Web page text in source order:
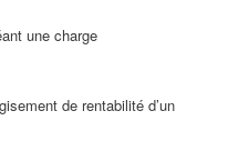
une charge
de rentabilité d’un